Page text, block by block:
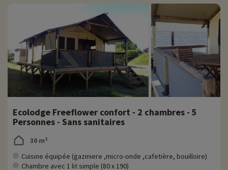
Ecolodge Freeflower confort - 2 chambres - 5
Personnes - Sans sanitaires
30 m²
Cuisine équipée (gaziniere ,micro-onde ,cafetière, bouilloire)
Chambre avec 1 lit simple (80 x 190)